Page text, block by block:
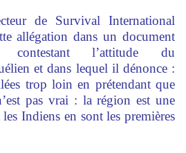
de Survival International
allégation dans un document
contestant l’attitude du
et dans lequel il dénonce :
trop loin en prétendant que
pas vrai : la région est une
Indiens en sont les premières